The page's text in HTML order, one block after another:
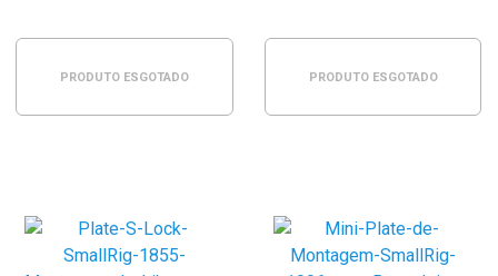
PRODUTO ESGOTADO PRODUTO ESGOTADO